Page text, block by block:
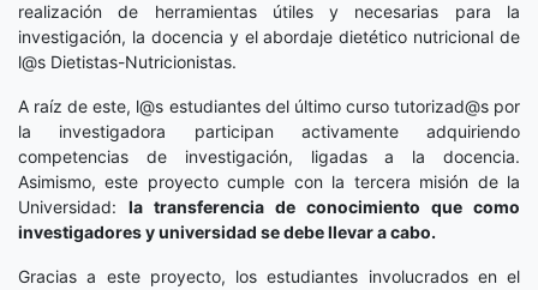
realización de herramientas útiles y necesarias para la
investigación, la docencia y el abordaje dietético nutricional de
l@s Dietistas-Nutricionistas.
A raíz de este, l@s estudiantes del último curso tutorizad@s por
la investigadora participan activamente adquiriendo
competencias de investigación, ligadas a la docencia.
Asimismo, este proyecto cumple con la tercera misión de la
Universidad: la transferencia de conocimiento que como
investigadores y universidad se debe llevar a cabo.
Gracias a este proyecto, los estudiantes involucrados en el